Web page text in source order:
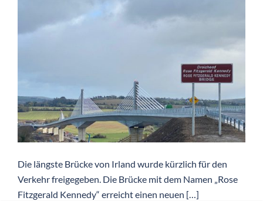
Die längste Brücke von Irland wurde kürzlich für den
Verkehr freigegeben. Die Brücke mit dem Namen „Rose
Fitzgerald Kennedy“ erreicht einen neuen […]